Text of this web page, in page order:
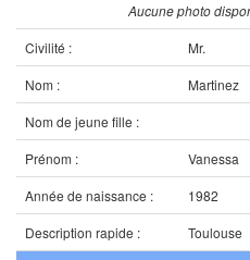
Aucune photo
Civilité :
Mr.
Nom :
Martinez
Nom de jeune fille :
Prénom :
Vanessa
Année de naissance :
1982
Description rapide :
Toulouse